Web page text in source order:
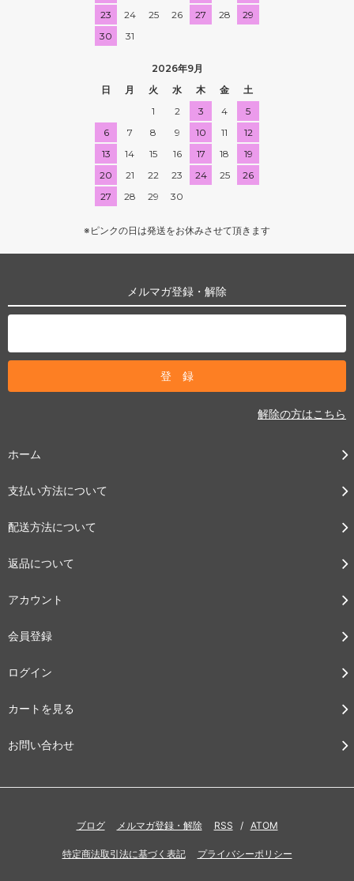
23
24 25 26 27 28
29
30
31
2026年9月
日
月 火 水 木 金
土
1
2 3 4
5
6
7 8 9 10 11
12
13
14 15 16 17 18
19
20
21 22 23 24 25
26
27
28 29 30
※ピンクの日は発送をお休みさせて頂きます
メルマガ登録・解除
解除の方はこちら
ホーム
支払い方法について
配送方法について
返品について
アカウント
会員登録
ログイン
カートを見る
お問い合わせ
ブログ メルマガ登録・解除 RSS / ATOM
特定商法取引法に基づく表記 プライバシーポリシー